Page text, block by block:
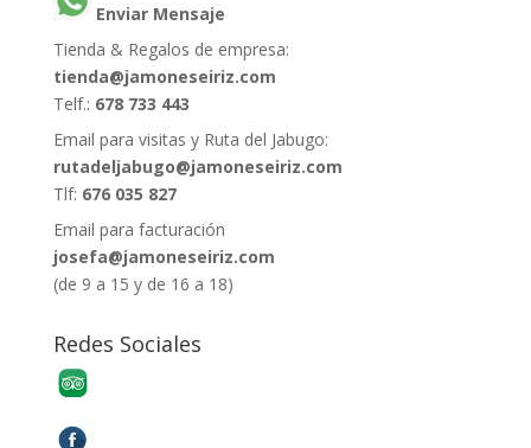
Enviar Mensaje
Tienda & Regalos de empresa:
tienda@jamoneseiriz.com
Telf.: 678 733 443
Email para visitas y Ruta del Jabugo:
rutadeljabugo@jamoneseiriz.com
Tlf: 676 035 827
Email para facturación
josefa@jamoneseiriz.com
(de 9 a 15 y de 16 a 18)
Redes Sociales